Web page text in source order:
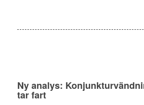
Ny analys:
tar fart